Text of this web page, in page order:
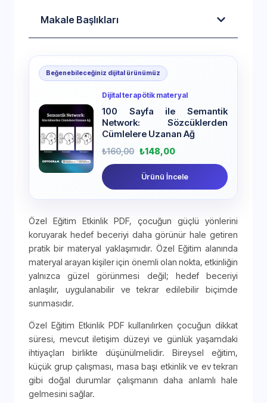
Makale Başlıkları
Beğenebileceğiniz dijital ürünümüz
Dijital terapötik materyal
100 Sayfa ile Semantik
Network: Sözcüklerden
Cümlelere Uzanan Ağ
₺160,00 ₺148,00
Ürünü İncele
Özel Eğitim Etkinlik PDF, çocuğun güçlü yönlerini
koruyarak hedef beceriyi daha görünür hale getiren
pratik bir materyal yaklaşımıdır. Özel Eğitim alanında
materyal arayan kişiler için önemli olan nokta, etkinliğin
yalnızca güzel görünmesi değil; hedef beceriyi
anlaşılır, uygulanabilir ve tekrar edilebilir biçimde
sunmasıdır.
Özel Eğitim Etkinlik PDF kullanılırken çocuğun dikkat
süresi, mevcut iletişim düzeyi ve günlük yaşamdaki
ihtiyaçları birlikte düşünülmelidir. Bireysel eğitim,
küçük grup çalışması, masa başı etkinlik ve ev tekrarı
gibi doğal durumlar çalışmanın daha anlamlı hale
gelmesini sağlar.